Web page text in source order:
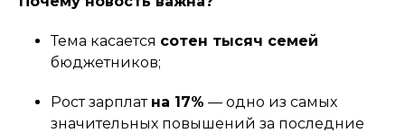
Тема касается сотен тысяч семей
бюджетников;
Рост зарплат на 17% — одно из самых
значительных повышений за последние